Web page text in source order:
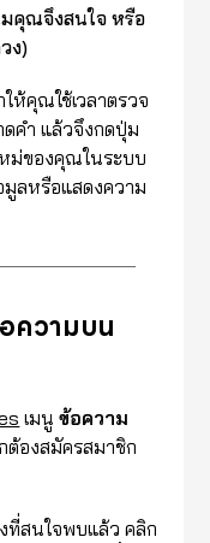
มคุณจึงสนใจ หรือ
ง)
ห้คุณใช้เวลาตรวจ
คำ แล้วจึงกดปุ่ม
ม่ของคุณในระบบ
มูลหรือแสดงความ
ความบน
เมนูข้อความ
ต้องสมัครสมาชิก
ที่สนใจพบแล้ว คลิก